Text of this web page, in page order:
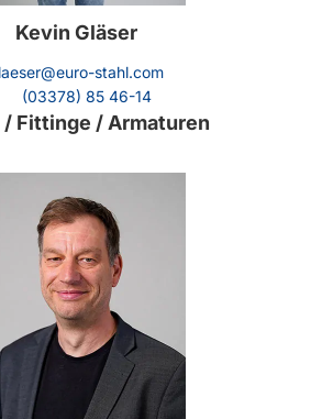
Kevin Gläser
stahl.com
(03378) 85 46-14
/ Fittinge / Armaturen